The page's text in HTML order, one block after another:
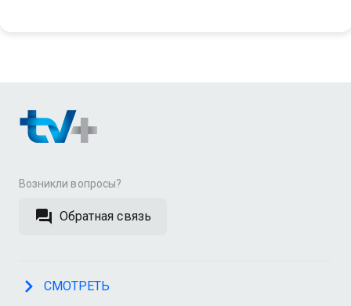
Возникли вопросы?
Обратная связь
СМОТРЕТЬ